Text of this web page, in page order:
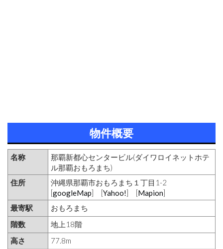
物件概要
名称
那覇新都心センタービル(ダイワロイネットホテ
ル那覇おもろまち)
住所
沖縄県那覇市おもろまち１丁目1-2
[googleMap] [Yahoo!] [Mapion]
最寄駅
おもろまち
階数
地上18階
高さ
77.8m